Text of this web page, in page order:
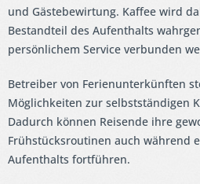
und Gästebewirtung. Kaffee wird
Bestandteil des Aufenthalts
persönlichem Service verbunden
Betreiber von Ferienunterkünften
Möglichkeiten zur selbstständigen
Dadurch können Reisende ihre
Frühstücksroutinen auch während
Aufenthalts fortführen.